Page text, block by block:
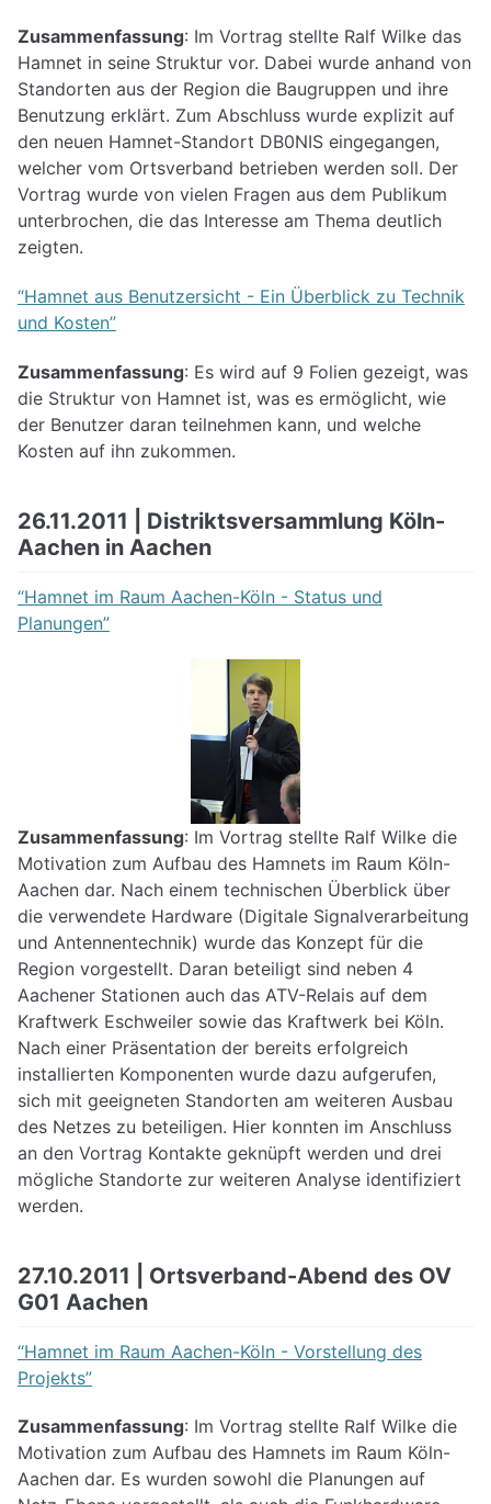
Zusammenfassung: Im Vortrag stellte Ralf Wilke das
Hamnet in seine Struktur vor. Dabei wurde anhand von
Standorten aus der Region die Baugruppen und ihre
Benutzung erklärt. Zum Abschluss wurde explizit auf
den neuen Hamnet-Standort DB0NIS eingegangen,
welcher vom Ortsverband betrieben werden soll. Der
Vortrag wurde von vielen Fragen aus dem Publikum
unterbrochen, die das Interesse am Thema deutlich
zeigten.
“Hamnet aus Benutzersicht - Ein Überblick zu Technik
und Kosten”
Zusammenfassung: Es wird auf 9 Folien gezeigt, was
die Struktur von Hamnet ist, was es ermöglicht, wie
der Benutzer daran teilnehmen kann, und welche
Kosten auf ihn zukommen.
26.11.2011 | Distriktsversammlung Köln-
Aachen in Aachen
“Hamnet im Raum Aachen-Köln - Status und
Planungen”
Zusammenfassung: Im Vortrag stellte Ralf Wilke die
Motivation zum Aufbau des Hamnets im Raum Köln-
Aachen dar. Nach einem technischen Überblick über
die verwendete Hardware (Digitale Signalverarbeitung
und Antennentechnik) wurde das Konzept für die
Region vorgestellt. Daran beteiligt sind neben 4
Aachener Stationen auch das ATV-Relais auf dem
Kraftwerk Eschweiler sowie das Kraftwerk bei Köln.
Nach einer Präsentation der bereits erfolgreich
installierten Komponenten wurde dazu aufgerufen,
sich mit geeigneten Standorten am weiteren Ausbau
des Netzes zu beteiligen. Hier konnten im Anschluss
an den Vortrag Kontakte geknüpft werden und drei
mögliche Standorte zur weiteren Analyse identifiziert
werden.
27.10.2011 | Ortsverband-Abend des OV
G01 Aachen
“Hamnet im Raum Aachen-Köln - Vorstellung des
Projekts”
Zusammenfassung: Im Vortrag stellte Ralf Wilke die
Motivation zum Aufbau des Hamnets im Raum Köln-
Aachen dar. Es wurden sowohl die Planungen auf